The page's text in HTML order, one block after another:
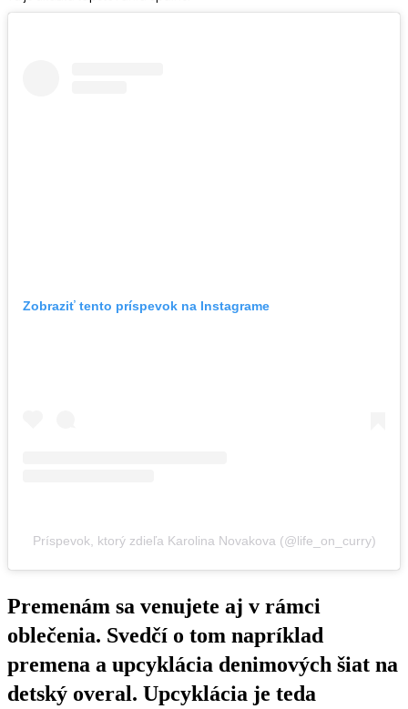
Zobraziť tento príspevok na Instagrame
Príspevok, ktorý zdieľa Karolina Novakova (@life_on_curry)
Premenám sa venujete aj v rámci
oblečenia. Svedčí o tom napríklad
premena a upcyklácia denimových šiat na
detský overal. Upcyklácia je teda